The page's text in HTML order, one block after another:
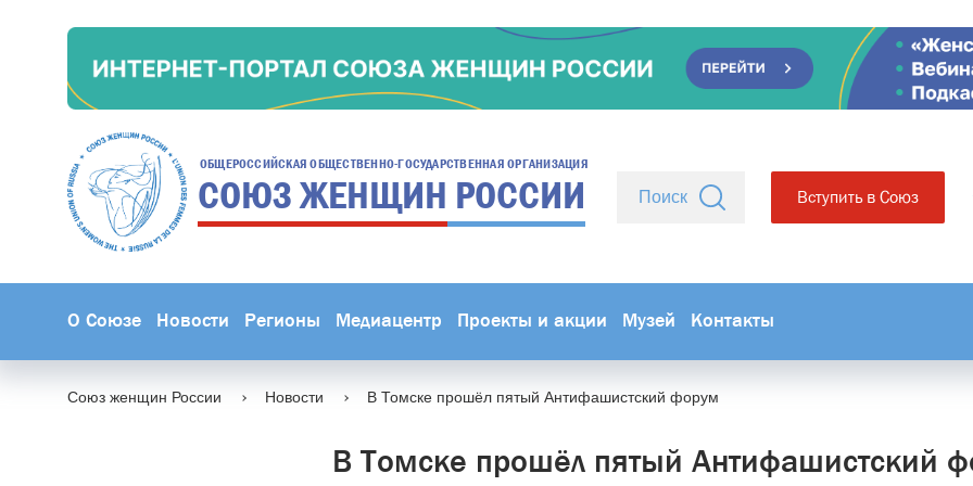
ОБЩЕРОССИЙСКАЯ ОБЩЕСТВЕННО-ГОСУДАРСТВЕННАЯ ОРГАНИЗАЦИЯ
СОЮЗ ЖЕНЩИН РОССИИ Вступить в Союз
О Союзе Новости Регионы Медиацентр Проекты и акции Музей Контакты
Союз женщин России Новости В Томске прошёл пятый Антифашистский форум
В Томске прошёл пятый Антифашистский